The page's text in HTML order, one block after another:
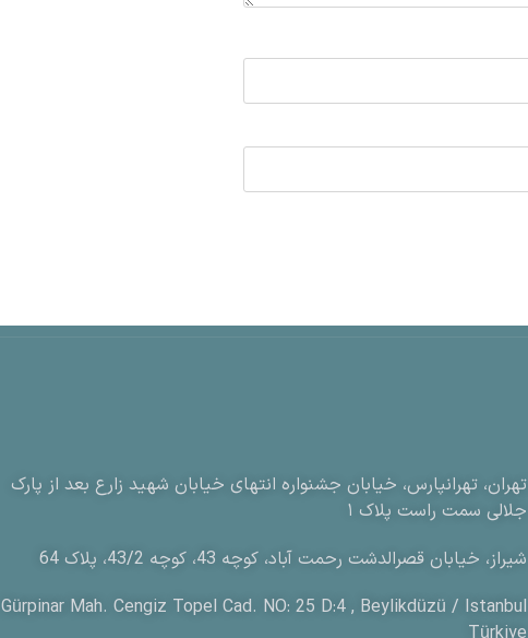
تهران، تهرانپارس، خیابان جشنواره انتهای خیابان شهید زارع بعد از پارک
جلالی سمت راست پلاک ۱
شیراز، خیابان قصرالدشت رحمت آباد، کوچه 43، کوچه 43/2، پلاک 64
Gürpinar Mah. Cengiz Topel Cad. NO: 25 D:4 , Beylikdüzü / Istanbul